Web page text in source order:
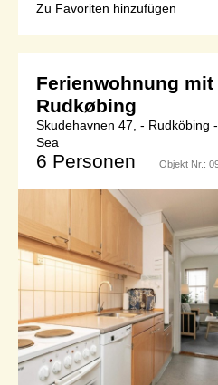
Zu Favoriten hinzufügen
Ferienwohnung
Rudkøbing
Skudehavnen 47, - Rudköbing
Sea
6 Personen Objekt Nr.: